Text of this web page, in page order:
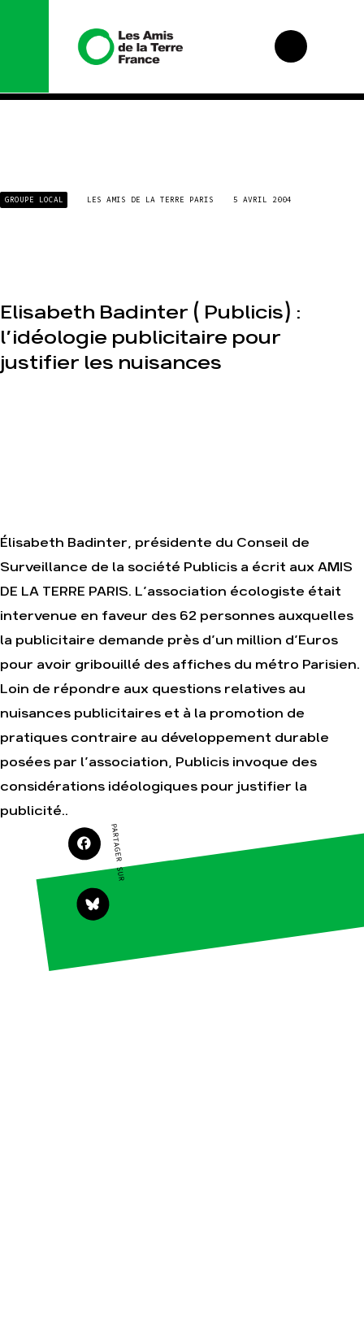
connaître
Valeurs
Équipes et
fonctionnement
Le réseau
campagnes
le grand
enfumage
Mode : une
Agir
Faire un don
S'engager
sur le
terrain
Agir au
quotidien
Soutenir
campagnes
Transmettre
partie de
patrimoine
les guides
éco-
citoyens
Nos
thématiques
Climat –
Énergie
Surproduction
Agriculture
Finance
Multinationales
Forêts
Actualités
GROUPE LOCAL LES AMIS DE LA TERRE PARIS 5 AVRIL 2004
Elisabeth Badinter ( Publicis) :
l’idéologie publicitaire pour
justifier les nuisances
Élisabeth Badinter, présidente du Conseil de
Surveillance de la société Publicis a écrit aux AMIS
DE LA TERRE PARIS. L’association écologiste était
intervenue en faveur des 62 personnes auxquelles
la publicitaire demande près d’un million d’Euros
pour avoir gribouillé des affiches du métro Parisien.
Loin de répondre aux questions relatives au
nuisances publicitaires et à la promotion de
pratiques contraire au développement durable
posées par l’association, Publicis invoque des
considérations idéologiques pour justifier la
publicité..
PARTAGER SUR